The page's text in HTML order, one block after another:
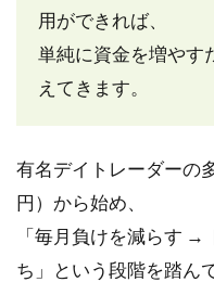
用ができれば、
単純に資金を増やす
えてきます。
有名デイトレーダーの
円）から始め、
「毎月負けを減らす
ち」という段階を踏ん